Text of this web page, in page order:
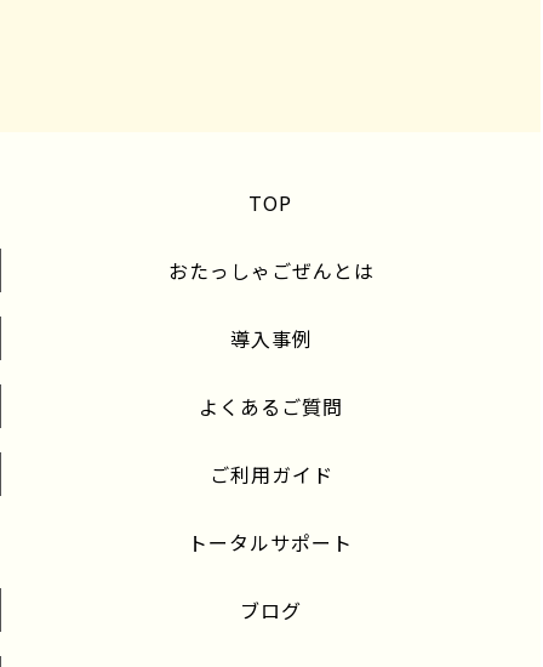
TOP
おたっしゃごぜんとは
導入事例
よくあるご質問
ご利用ガイド
トータルサポート
ブログ